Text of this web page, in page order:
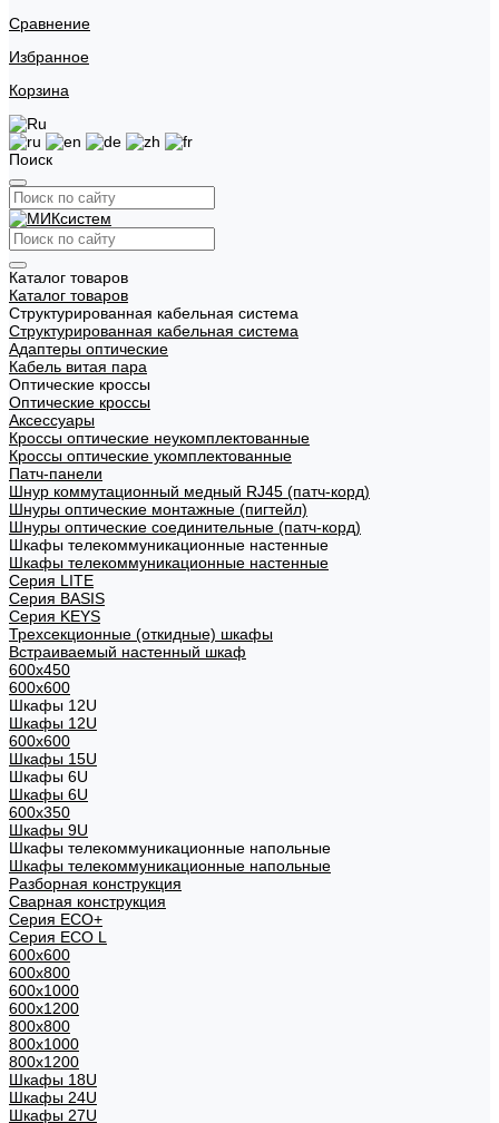
Сравнение
Избранное
Корзина
Поиск
Каталог товаров
Каталог товаров
Структурированная кабельная система
Структурированная кабельная система
Адаптеры оптические
Кабель витая пара
Оптические кроссы
Оптические кроссы
Аксессуары
Кроссы оптические неукомплектованные
Кроссы оптические укомплектованные
Патч-панели
Шнур коммутационный медный RJ45 (патч-корд)
Шнуры оптические монтажные (пигтейл)
Шнуры оптические соединительные (патч-корд)
Шкафы телекоммуникационные настенные
Шкафы телекоммуникационные настенные
Cерия LITE
Cерия BASIS
Cерия KEYS
Трехсекционные (откидные) шкафы
Встраиваемый настенный шкаф
600x450
600x600
Шкафы 12U
Шкафы 12U
600x600
Шкафы 15U
Шкафы 6U
Шкафы 6U
600x350
Шкафы 9U
Шкафы телекоммуникационные напольные
Шкафы телекоммуникационные напольные
Разборная конструкция
Сварная конструкция
Серия ECO+
Серия ECO L
600x600
600x800
600х1000
600х1200
800x800
800х1000
800х1200
Шкафы 18U
Шкафы 24U
Шкафы 27U